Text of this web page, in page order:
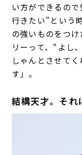
い方ができるの
行きたい”という
の強いものをつ
リーって、“よし
しゃんとさせて
す」。
結構天才。それ